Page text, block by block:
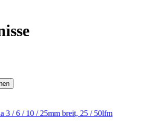
3 / 6 / 10 / 25mm breit, 25 / 50lfm